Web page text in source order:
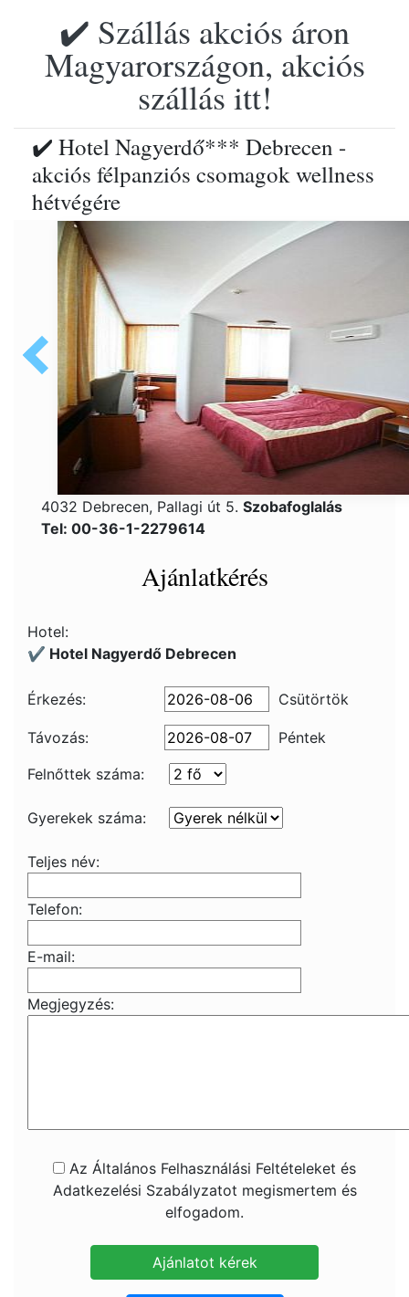
✔️ Szállás akciós áron
Magyarországon, akciós
szállás itt!
✔️ Hotel Nagyerdő*** Debrecen -
akciós félpanziós csomagok wellness
hétvégére
4032 Debrecen, Pallagi út 5. Szobafoglalás
Tel: 00-36-1-2279614
Ajánlatkérés
Hotel:
✔️ Hotel Nagyerdő Debrecen
Érkezés: Csütörtök
Távozás:
Péntek
Felnőttek száma:
Gyerekek száma:
Teljes név:
Telefon:
E-mail:
Megjegyzés:
Az Általános Felhasználási Feltételeket és
Adatkezelési Szabályzatot megismertem és
elfogadom.